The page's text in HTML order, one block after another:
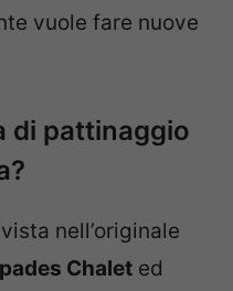
vuole fare nuove
di pattinaggio
nell’originale
Chalet ed